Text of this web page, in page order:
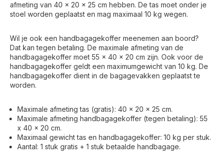
afmeting van 40 x 20 x 25 cm hebben. De tas moet onder je
stoel worden geplaatst en mag maximaal 10 kg wegen.
Wil je ook een handbagagekoffer meenemen aan boord?
Dat kan tegen betaling. De maximale afmeting van de
handbagagekoffer moet 55 x 40 x 20 cm zijn. Ook voor de
handbagagekoffer geldt een maximumgewicht van 10 kg. De
handbagagekoffer dient in de bagagevakken geplaatst te
worden.
Maximale afmeting tas (gratis): 40 x 20 x 25 cm.
Maximale afmeting handbagagekoffer (tegen betaling): 55
x 40 x 20 cm.
Maximaal gewicht tas en handbagagekoffer: 10 kg per stuk.
Aantal: 1 stuk gratis + 1 stuk betaalde handbagage.